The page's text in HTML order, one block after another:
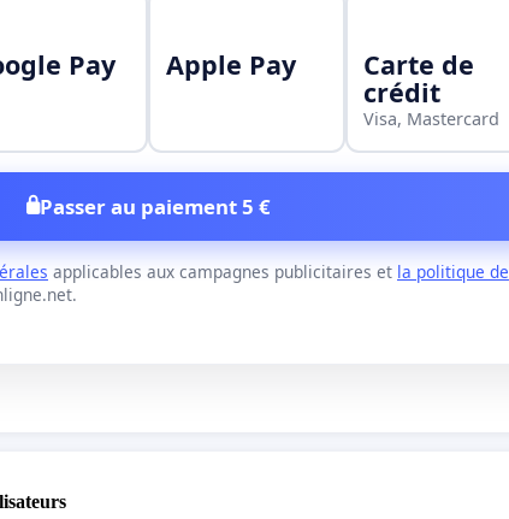
Pay Apple Pay Carte de
crédit
Visa, Mastercard
Passer au paiement 5 €
applicables aux campagnes publicitaires et la politique de